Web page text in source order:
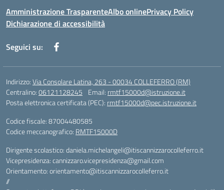
Amministrazione TrasparenteAlbo onlinePrivacy Policy
Dichiarazione di accessibilità
Seguici su:
Indirizzo:Via Consolare Latina, 263 - 00034 COLLEFERRO (RM)
Centralino:06121128245 Email: rmtf15000d@istruzione.it
Posta elettronica certificata (PEC): rmtf15000d@pec.istruzione.it
Codice fiscale: 87004480585
Codice meccanografico: RMTF15000D
Dirigente scolastico: daniela.michelangeli@itiscannizzarocolleferro.it
Vicepresidenza: cannizzaro.vicepresidenza@gmail.com
Orientamento: orientamento@itiscannizzarocolleferro.it
//